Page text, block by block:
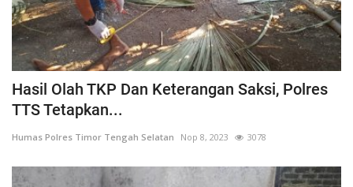
Hasil Olah TKP Dan Keterangan Saksi, Polres
TTS Tetapkan...
Humas Polres Timor Tengah Selatan Nop 8, 2023 3078